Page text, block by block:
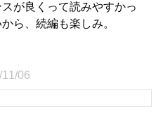
が良くって読みやすかっ
ら、続編も楽しみ。
06